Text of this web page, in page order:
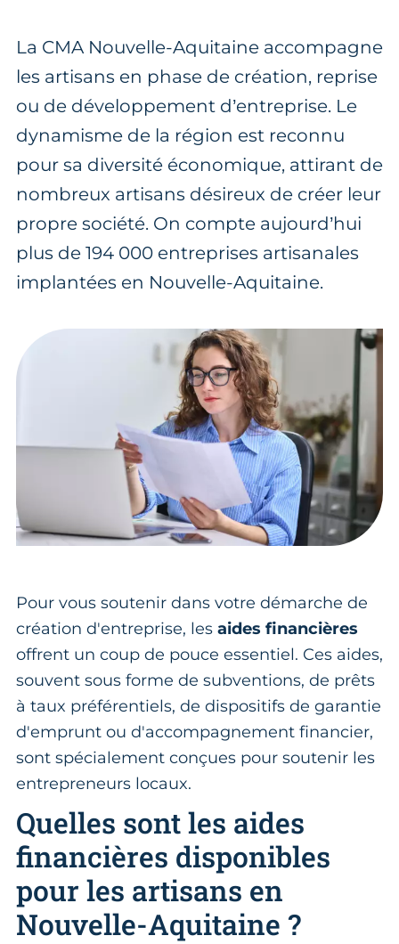
La CMA Nouvelle-Aquitaine accompagne
les artisans en phase de création, reprise
ou de développement d’entreprise. Le
dynamisme de la région est reconnu
pour sa diversité économique, attirant de
nombreux artisans désireux de créer leur
propre société. On compte aujourd’hui
plus de 194 000 entreprises artisanales
implantées en Nouvelle-Aquitaine.
Pour vous soutenir dans votre démarche de
création d'entreprise, les aides financières
offrent un coup de pouce essentiel. Ces aides,
souvent sous forme de subventions, de prêts
à taux préférentiels, de dispositifs de garantie
d'emprunt ou d'accompagnement financier,
sont spécialement conçues pour soutenir les
entrepreneurs locaux.
Quelles sont les aides
financières disponibles
pour les artisans en
Nouvelle-Aquitaine ?